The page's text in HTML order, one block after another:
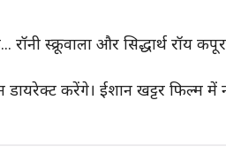
स्क्रूवाला और सिद्धार्थ रॉय
डायरेक्ट करेंगे। ईशान खट्टर